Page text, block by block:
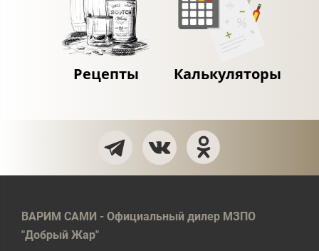
Рецепты Калькуляторы
ВАРИМ САМИ - Официальный дилер МЗПО
"Добрый Жар"